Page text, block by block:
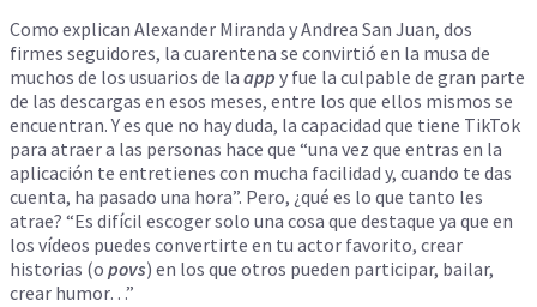
Como explican Alexander Miranda y Andrea San Juan, dos
firmes seguidores, la cuarentena se convirtió en la musa de
muchos de los usuarios de la app y fue la culpable de gran parte
de las descargas en esos meses, entre los que ellos mismos se
encuentran. Y es que no hay duda, la capacidad que tiene TikTok
para atraer a las personas hace que “una vez que entras en la
aplicación te entretienes con mucha facilidad y, cuando te das
cuenta, ha pasado una hora”. Pero, ¿qué es lo que tanto les
atrae? “Es difícil escoger solo una cosa que destaque ya que en
los vídeos puedes convertirte en tu actor favorito, crear
historias (o povs) en los que otros pueden participar, bailar,
crear humor…”